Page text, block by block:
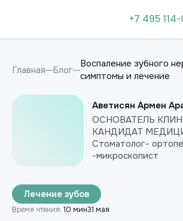
+7 495
Главная Блог
Воспаление зубного
симптомы и лечение
Лечение зубов
Время чтения: 10 мин31 мая
Аветисян Армен
ОСНОВАТЕЛЬ
КАНДИДАТ
Стоматолог-
-микроскопист